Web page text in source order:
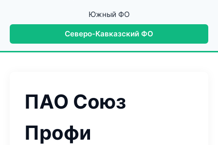
Южный ФО
Северо-Кавказский ФО
ПАО Союз
Профи